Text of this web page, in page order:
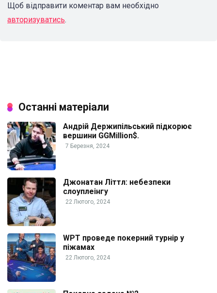
Щоб відправити коментар вам необхідно
авторизуватись.
Останні матеріали
Андрій Держипільський підкорює
вершини GGMillion$.
7 Березня, 2024
Джонатан Літтл: небезпеки
слоуплеінгу
22 Лютого, 2024
WPT проведе покерний турнір у
піжамах
22 Лютого, 2024